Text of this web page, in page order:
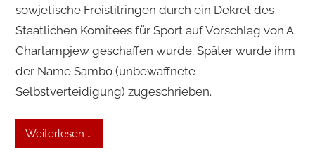
sowjetische Freistilringen durch ein Dekret des
Staatlichen Komitees für Sport auf Vorschlag von A.
Charlampjew geschaffen wurde. Später wurde ihm
der Name Sambo (unbewaffnete
Selbstverteidigung) zugeschrieben.
Weiterlesen …